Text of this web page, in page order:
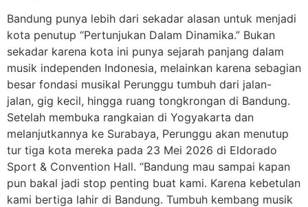
Bandung punya lebih dari sekadar alasan untuk menjadi
kota penutup “Pertunjukan Dalam Dinamika.” Bukan
sekadar karena kota ini punya sejarah panjang dalam
musik independen Indonesia, melainkan karena sebagian
besar fondasi musikal Perunggu tumbuh dari jalan-
jalan, gig kecil, hingga ruang tongkrongan di Bandung.
Setelah membuka rangkaian di Yogyakarta dan
melanjutkannya ke Surabaya, Perunggu akan menutup
tur tiga kota mereka pada 23 Mei 2026 di Eldorado
Sport & Convention Hall. “Bandung mau sampai kapan
pun bakal jadi stop penting buat kami. Karena kebetulan
kami bertiga lahir di Bandung. Tumbuh kembang musik